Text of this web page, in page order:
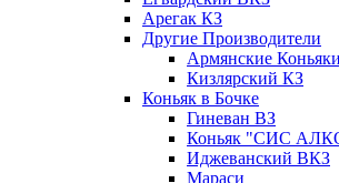
Арегак КЗ
Другие Производители
Армянские Коньяки
Кизлярский КЗ
Коньяк в Бочке
Гиневан ВЗ
Коньяк "СИС
Иджеванский ВКЗ
Мараси